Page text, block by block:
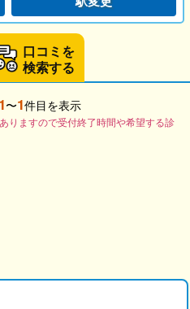
口コミを
検索する
1〜1件目を表示
りますので受付終了時間や希望する診